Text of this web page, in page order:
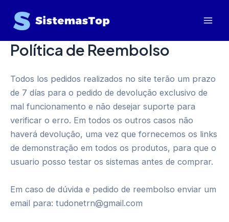
Política de Reembolso
Todos los pedidos realizados no site terão um prazo
de 7 días para o pedido de devolução exclusivo de
mal funcionamento e não desejar suporte para
verificar o erro. Em todos os outros casos não
haverá devolução, uma vez que fornecemos os links
de demonstração em todos os produtos, para que o
usuario posso testar os sistemas antes de comprar.
Em caso de dúvida e pedido de reembolso enviar um
email para: tudonetrn@gmail.com